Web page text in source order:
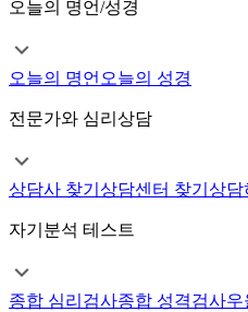
오늘의 명언/성경
오늘의 명언 오늘의 성경
전문가와 심리상담
상담사 찾기 상담센터 찾기 상담
자기분석 테스트
종합 심리검사종합 성격검사우